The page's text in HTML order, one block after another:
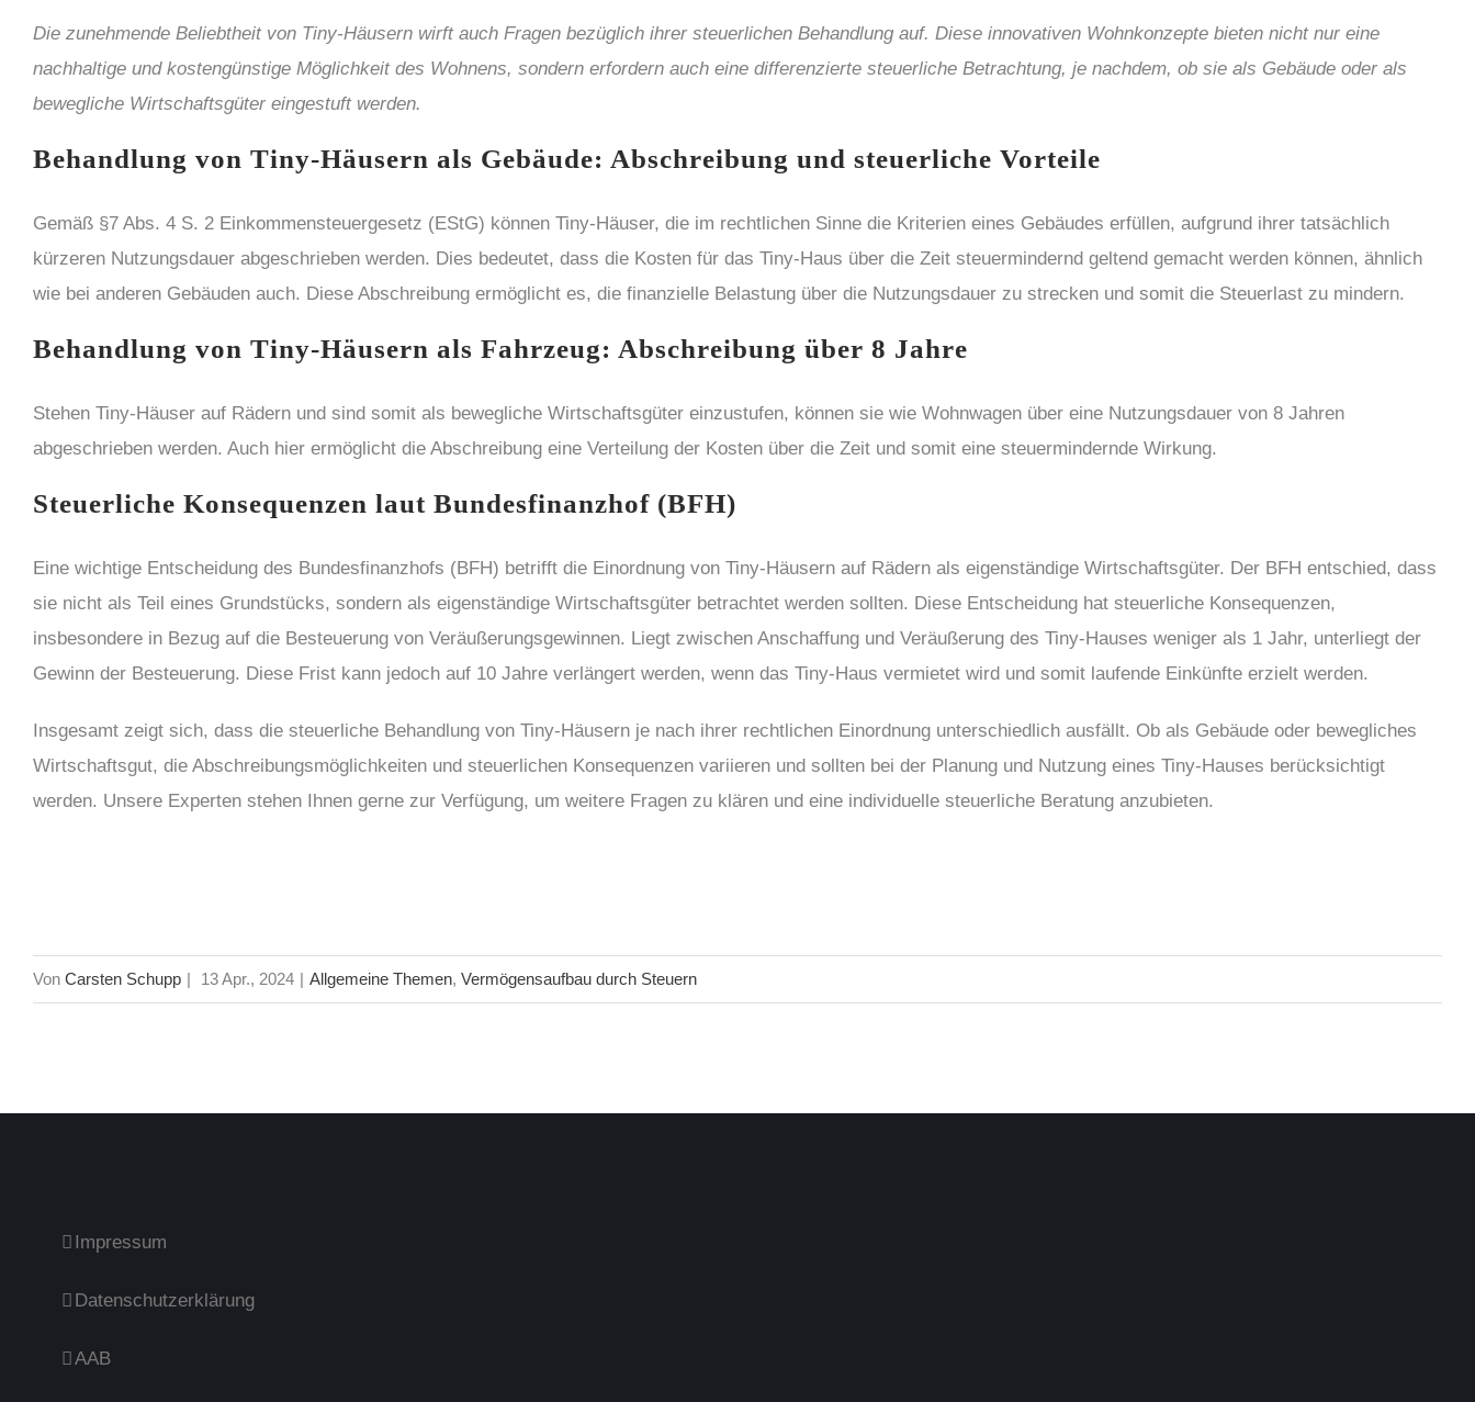
Die zunehmende Beliebtheit von Tiny-Häusern wirft auch Fragen bezüglich ihrer steuerlichen Behandlung auf. Diese innovativen Wohnkonzepte bieten nicht nur eine
nachhaltige und kostengünstige Möglichkeit des Wohnens, sondern erfordern auch eine differenzierte steuerliche Betrachtung, je nachdem, ob sie als Gebäude oder als
bewegliche Wirtschaftsgüter eingestuft werden.
Behandlung von Tiny-Häusern als Gebäude: Abschreibung und steuerliche Vorteile
Gemäß §7 Abs. 4 S. 2 Einkommensteuergesetz (EStG) können Tiny-Häuser, die im rechtlichen Sinne die Kriterien eines Gebäudes erfüllen, aufgrund ihrer tatsächlich
kürzeren Nutzungsdauer abgeschrieben werden. Dies bedeutet, dass die Kosten für das Tiny-Haus über die Zeit steuermindernd geltend gemacht werden können, ähnlich
wie bei anderen Gebäuden auch. Diese Abschreibung ermöglicht es, die finanzielle Belastung über die Nutzungsdauer zu strecken und somit die Steuerlast zu mindern.
Behandlung von Tiny-Häusern als Fahrzeug: Abschreibung über 8 Jahre
Stehen Tiny-Häuser auf Rädern und sind somit als bewegliche Wirtschaftsgüter einzustufen, können sie wie Wohnwagen über eine Nutzungsdauer von 8 Jahren
abgeschrieben werden. Auch hier ermöglicht die Abschreibung eine Verteilung der Kosten über die Zeit und somit eine steuermindernde Wirkung.
Steuerliche Konsequenzen laut Bundesfinanzhof (BFH)
Eine wichtige Entscheidung des Bundesfinanzhofs (BFH) betrifft die Einordnung von Tiny-Häusern auf Rädern als eigenständige Wirtschaftsgüter. Der BFH entschied, dass
sie nicht als Teil eines Grundstücks, sondern als eigenständige Wirtschaftsgüter betrachtet werden sollten. Diese Entscheidung hat steuerliche Konsequenzen,
insbesondere in Bezug auf die Besteuerung von Veräußerungsgewinnen. Liegt zwischen Anschaffung und Veräußerung des Tiny-Hauses weniger als 1 Jahr, unterliegt der
Gewinn der Besteuerung. Diese Frist kann jedoch auf 10 Jahre verlängert werden, wenn das Tiny-Haus vermietet wird und somit laufende Einkünfte erzielt werden.
Insgesamt zeigt sich, dass die steuerliche Behandlung von Tiny-Häusern je nach ihrer rechtlichen Einordnung unterschiedlich ausfällt. Ob als Gebäude oder bewegliches
Wirtschaftsgut, die Abschreibungsmöglichkeiten und steuerlichen Konsequenzen variieren und sollten bei der Planung und Nutzung eines Tiny-Hauses berücksichtigt
werden. Unsere Experten stehen Ihnen gerne zur Verfügung, um weitere Fragen zu klären und eine individuelle steuerliche Beratung anzubieten.
Von Carsten Schupp | 13 Apr., 2024 | Allgemeine Themen, Vermögensaufbau durch Steuern
Impressum
Datenschutzerklärung
AAB